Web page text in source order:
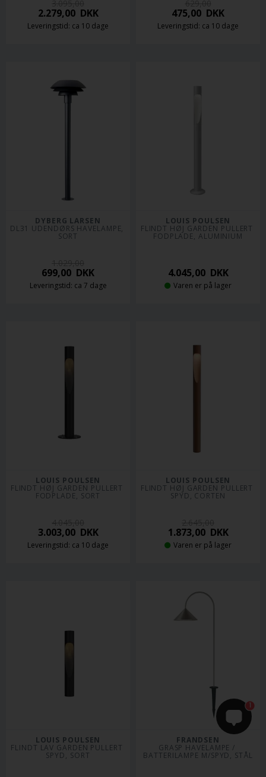
2.279,00DKK
Leveringstid: ca 10 dage
475,00 DKK
Leveringstid: ca 10 dage
DYBERG LARSEN
DL31 UDENDØRS HAVELAMPE,
SORT
699,00 DKK
Leveringstid: ca 7 dage
LOUIS POULSEN
FLINDT HØJ GARDEN PULLERT
FODPLADE, ALUMINIUM
4.045,00DKK
Varen er på lager
LOUIS POULSEN
FLINDT HØJ GARDEN PULLERT
FODPLADE, SORT
3.003,00DKK
Leveringstid: ca 10 dage
LOUIS POULSEN
FLINDT HØJ GARDEN PULLERT
SPYD, CORTEN
1.873,00DKK
Varen er på lager
LOUIS POULSEN
FLINDT LAV GARDEN PULLERT
SPYD, SORT
FRANDSEN
GRASP HAVELAMPE /
BATTERILAMPE M/SPYD, STÅL
1